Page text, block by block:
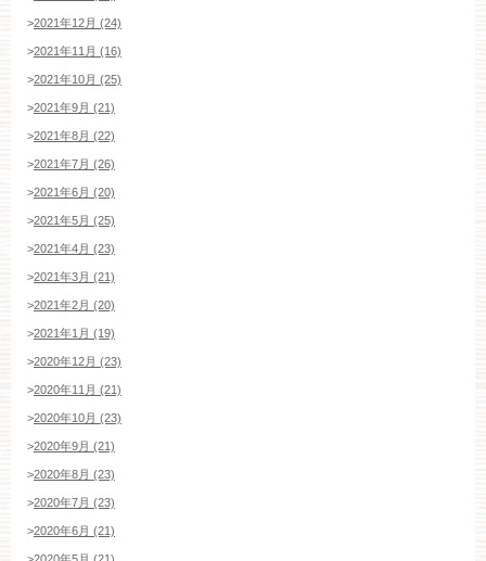
>2021年12月 (24)
>2021年11月 (16)
>2021年10月 (25)
>2021年9月 (21)
>2021年8月 (22)
>2021年7月 (26)
>2021年6月 (20)
>2021年5月 (25)
>2021年4月 (23)
>2021年3月 (21)
>2021年2月 (20)
>2021年1月 (19)
>2020年12月 (23)
>2020年11月 (21)
>2020年10月 (23)
>2020年9月 (21)
>2020年8月 (23)
>2020年7月 (23)
>2020年6月 (21)